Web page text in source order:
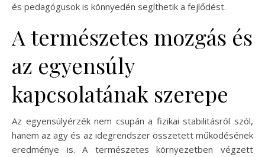
és pedagógusok is könnyedén segíthetik a fejlődést.
A természetes mozgás és
az egyensúly
kapcsolatának szerepe
Az egyensúlyérzék nem csupán a fizikai stabilitásról szól,
hanem az agy és az idegrendszer összetett működésének
eredménye is. A természetes környezetben végzett